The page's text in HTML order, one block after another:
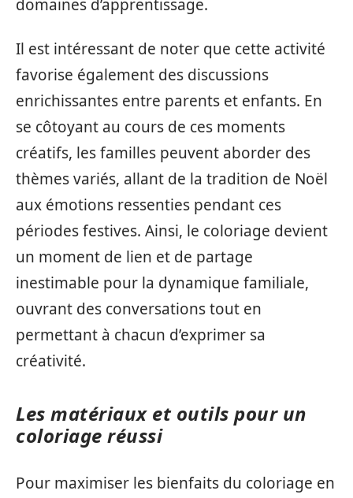
domaines d’apprentissage.
Il est intéressant de noter que cette activité
favorise également des discussions
enrichissantes entre parents et enfants. En
se côtoyant au cours de ces moments
créatifs, les familles peuvent aborder des
thèmes variés, allant de la tradition de Noël
aux émotions ressenties pendant ces
périodes festives. Ainsi, le coloriage devient
un moment de lien et de partage
inestimable pour la dynamique familiale,
ouvrant des conversations tout en
permettant à chacun d’exprimer sa
créativité.
Les matériaux et outils pour un
coloriage réussi
Pour maximiser les bienfaits du coloriage en